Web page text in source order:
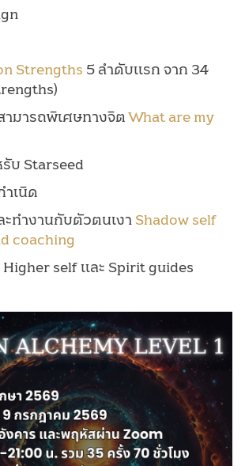
Strengths 5 ลำดับแรก จาก 34
ามารถพิเศษทางจิตWhat are my
บ Starseed
ำเนิด
ะทำงานกับตัวตนเงา Shadow self
coaching
Higher self และ Spirit guides